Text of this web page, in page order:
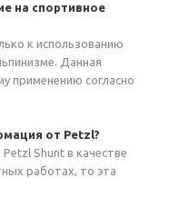
на спортивное
к использованию
Данная
применению согласно
от Petzl?
Shunt в качестве
работах, то эта